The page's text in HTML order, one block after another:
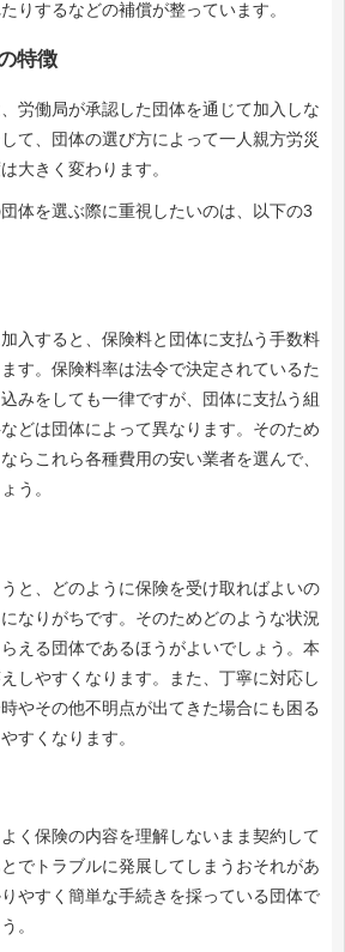
りするなどの補償が整っています。
特徴
労働局が承認した団体を通じて加入しな
て、団体の選び方によって一人親方労災
大きく変わります。
体を選ぶ際に重視したいのは、以下の3
入すると、保険料と団体に支払う手数料
す。保険料率は法令で決定されているた
みをしても一律ですが、団体に支払う組
どは団体によって異なります。そのため
らこれら各種費用の安い業者を選んで、
う。
と、どのように保険を受け取ればよいの
なりがちです。そのためどのような状況
える団体であるほうがよいでしょう。本
しやすくなります。また、丁寧に対応し
やその他不明点が出てきた場合にも困る
すくなります。
く保険の内容を理解しないまま契約して
でトラブルに発展してしまうおそれがあ
やすく簡単な手続きを採っている団体で
。